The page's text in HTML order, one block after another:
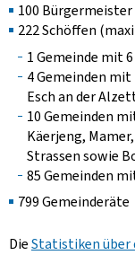
100 Bürgermeister
222 Schöffen
1 Gemeinde mit
4 Gemeinden
Esch an der
10 Gemeinden
Käerjeng,
Strassen sowie
85 Gemeinden
799 Gemeinderäte
DieStatistiken über